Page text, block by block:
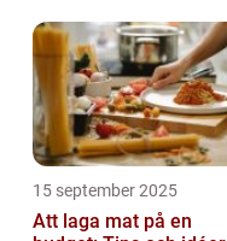
15 september 2025
Att laga mat på en